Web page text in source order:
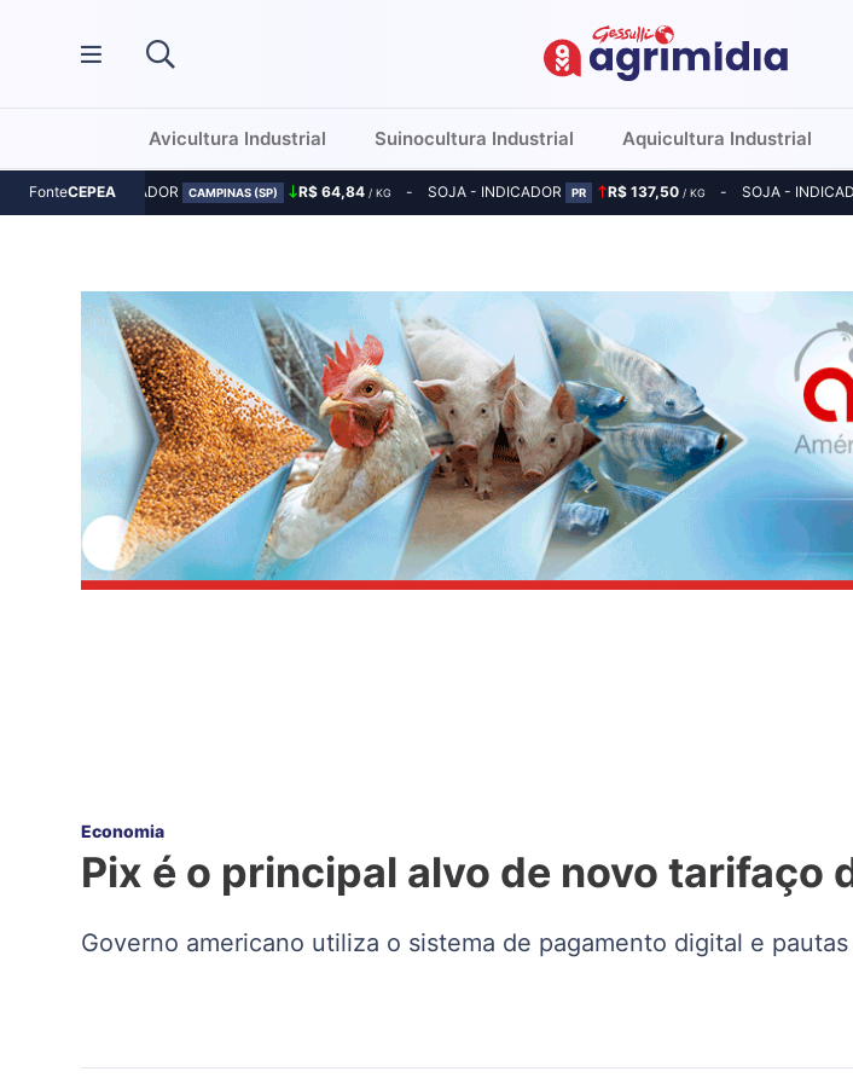
Avicultura Industrial Suinocultura Industrial Aquicultura Industrial
FonteCEPEA
MILHO - INDICADOR CAMPINAS (SP) R$ 64,84 / KG SOJA - INDICADOR PR R$ 137,50/ KG SOJA -
Economia
Pix é o principal alvo de novo tarifaço
Governo americano utiliza o sistema de pagamento digital e